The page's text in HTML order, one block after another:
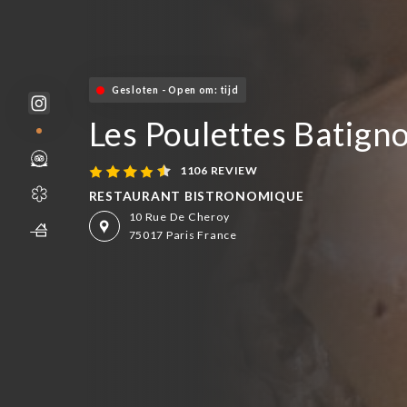
Gesloten - Open om: tijd
Les Poulettes
1106 REVIEW
RESTAURANT BISTRONOMIQUE
10 Rue De Cheroy
75017 Paris France